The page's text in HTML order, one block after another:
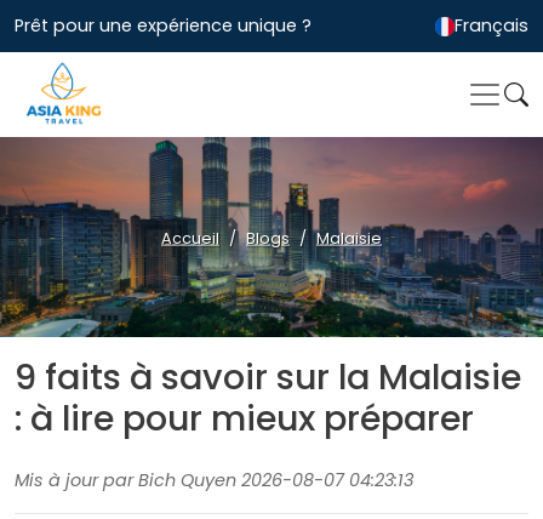
Prêt pour une expérience unique ? Français
Accueil Blogs Malaisie
9 faits à savoir sur la Malaisie
: à lire pour mieux préparer
Mis à jour par Bich Quyen 2026-08-07 04:23:13